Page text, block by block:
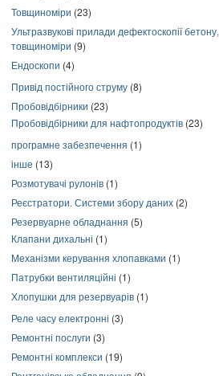
Товщиноміри (23)
Ультразвукові прилади дефектоскопії бетону,
товщиноміри (9)
Ендоскопи (4)
Привід постійного струму (8)
Пробовідбірники (23)
Пробовідбірники для нафтопродуктів (23)
програмне забезпечення (1)
інше (13)
Розмотувачі рулонів (1)
Реєстратори. Системи збору даних (2)
Резервуарне обладнання (5)
Клапани дихальні (1)
Механізми керування хлопавками (1)
Патрубки вентиляційні (1)
Хлопушки для резервуарів (1)
Реле часу електронні (3)
Ремонтні послуги (3)
Ремонтні комплекси (19)